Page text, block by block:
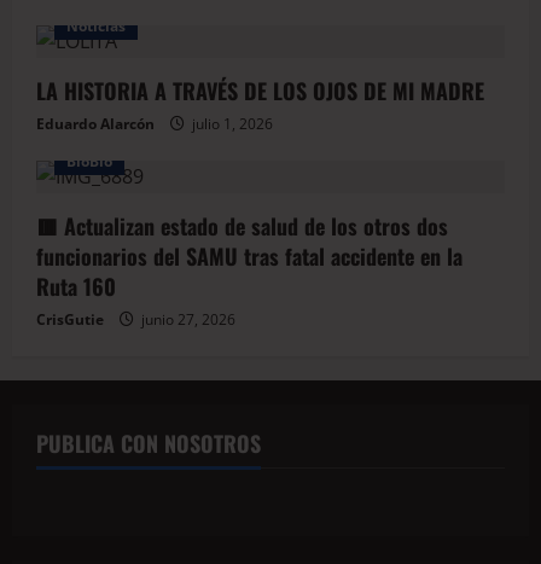
Noticias
LA HISTORIA A TRAVÉS DE LOS OJOS DE MI MADRE
Eduardo Alarcón
julio 1, 2026
BioBio
🟥 Actualizan estado de salud de los otros dos
funcionarios del SAMU tras fatal accidente en la
Ruta 160
CrisGutie junio 27, 2026
PUBLICA CON NOSOTROS